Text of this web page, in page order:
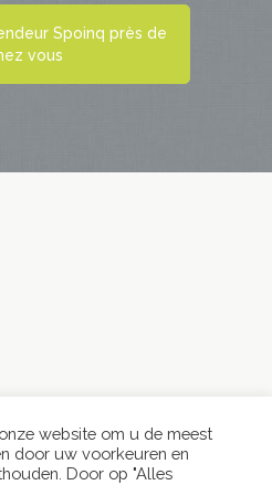
Spoinq près de
vous
website om u de meest
door uw voorkeuren en
Door op "Alles